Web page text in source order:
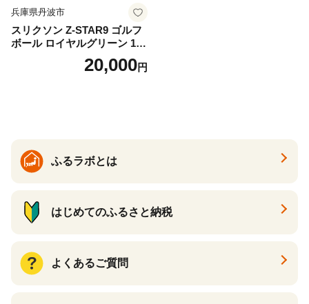
兵庫県丹波市
スリクソン Z-STAR9 ゴルフ
ボール ロイヤルグリーン 1ダ
ース 12球 兵庫県丹波市 ふる
20,000円
ふるラボとは
はじめてのふるさと納税
よくあるご質問